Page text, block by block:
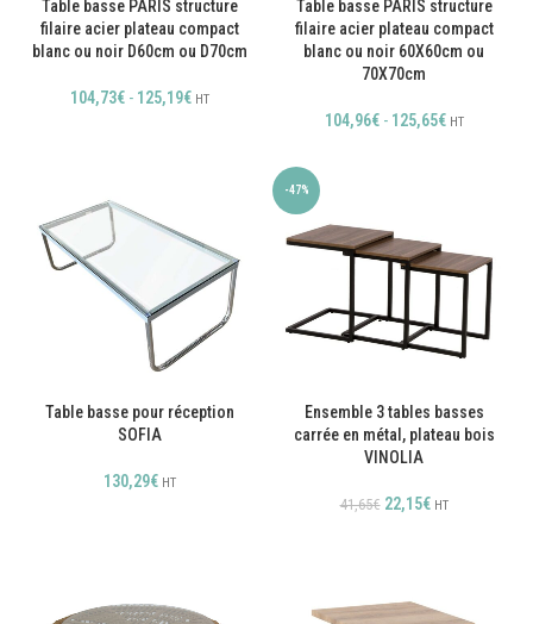
Table basse PARIS structure
filaire acier plateau compact
blanc ou noir D60cm ou D70cm
104,73€- 125,19€ HT
Table basse PARIS structure
filaire acier plateau compact
blanc ou noir 60X60cm ou
70X70cm
104,96€- 125,65€ HT
Table basse pour réception
SOFIA
130,29€ HT
-47%
Ensemble 3 tables basses
carrée en métal, plateau bois
VINOLIA
41,65€ 22,15€ HT